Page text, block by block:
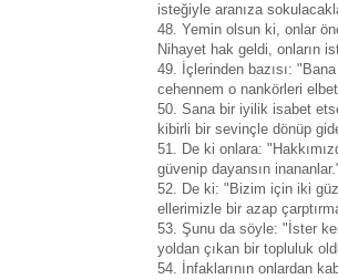
isteğiyle aranıza
48. Yemin olsun ki, onlar
Nihayet hak geldi, onların
49. İçlerinden bazısı:
cehennem o nankörleri
50. Sana bir iyilik isabet
kibirli bir sevinçle dönüp
51. De ki onlara:
güvenip dayansın
52. De ki: "Bizim için iki
ellerimizle bir azap
53. Şunu da söyle: "İster
yoldan çıkan bir topluluk
54. İnfaklarının onlardan